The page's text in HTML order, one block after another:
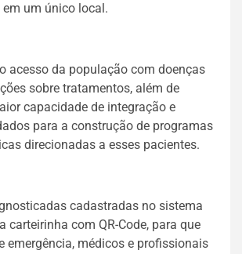
um único local.
acesso da população com doenças
sobre tratamentos, além de
capacidade de integração e
para a construção de programas
direcionadas a esses pacientes.
cadastradas no sistema
carteirinha com QR-Code, para que
emergência, médicos e profissionais